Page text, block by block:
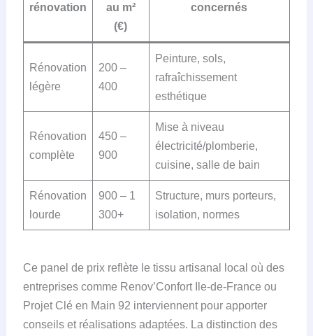
rénovation
au m²
(€)
concernés
Rénovation
légère
200 –
400
Peinture, sols,
rafraîchissement
esthétique
Rénovation
complète
450 –
900
Mise à niveau
électricité/plomberie,
cuisine, salle de bain
Rénovation
lourde
900 – 1
300+
Structure, murs porteurs,
isolation, normes
Ce panel de prix reflète le tissu artisanal local où des
entreprises comme Renov’Confort Ile-de-France ou
Projet Clé en Main 92 interviennent pour apporter
conseils et réalisations adaptées. La distinction des